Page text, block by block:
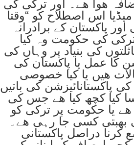
ھوا ھے۔ اور ترکی کی
اس اصطلاح کو “وقتا
پاکستان کے برادرانہ
کی حکومت وہ کیا
کی بنیاد پر وہاں کی
کا عمل یا پاکستان کی
ھیں یا کیا خصوصی
پاکستانائیزشن کی باتیں
کیا کچھ کیا ھے جس کی
یا حکومت پر ترکی کو
بھبتی کسی جا رہی ھے۔
کرنا دراصل پاکستانی